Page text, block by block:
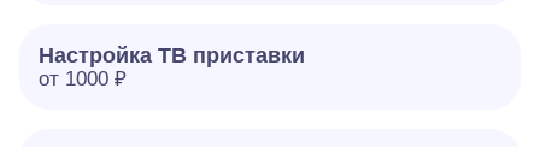
Настройка ТВ приставки
от 1000 ₽